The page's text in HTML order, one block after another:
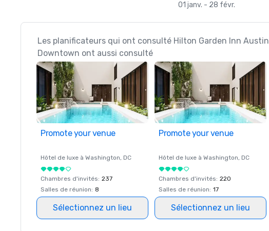
01 janv. - 28 févr.
Les planificateurs qui ont consulté Hilton Garden Inn Austin
Downtown ont aussi consulté
Promote your venue
Hôtel de luxe à Washington, DC
Chambres d'invités: 237
Salles de réunion: 8
Sélectionnez un lieu
Promote your venue
Hôtel de luxe à Washington, DC
Chambres d'invités: 220
Salles de réunion: 17
Sélectionnez un lieu